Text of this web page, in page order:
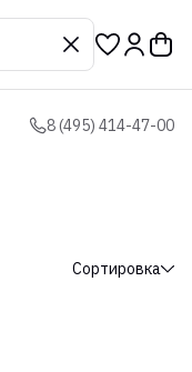
8 (495) 414-47-00
Сортировка